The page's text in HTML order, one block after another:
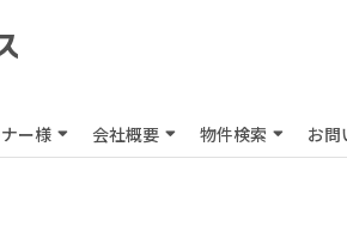
ー様 会社概要 物件検索 お問